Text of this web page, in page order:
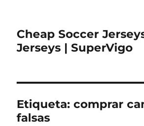
Cheap Soccer
Jerseys | SuperVigo
Etiqueta:comprar
falsas